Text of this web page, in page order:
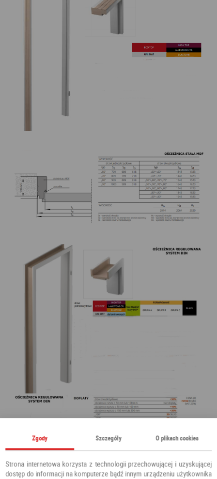
Zgody Szczegóły O plikach cookies
Strona internetowa korzysta z technologii przechowującej i uzyskującej
dostęp do informacji na komputerze bądź innym urządzeniu użytkownika